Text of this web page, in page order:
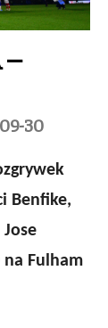
–
30
Benfike,
Fulham